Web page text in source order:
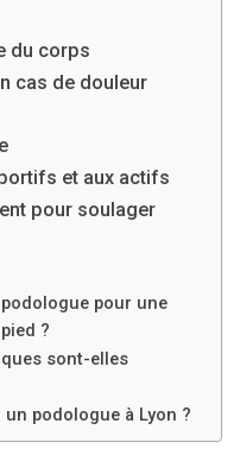
du corps
cas de douleur
et aux actifs
pour soulager
pour une
?
sont-elles
podologue à Lyon ?